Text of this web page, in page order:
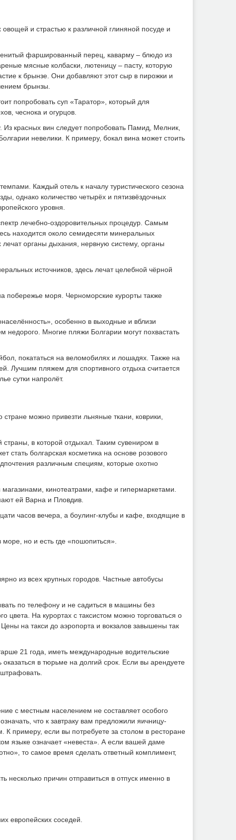
и страстью к различной глиняной посуде и
фаршированный перец, каварму – блюдо из
мясные колбаски, лютеницу – пасту, которую
к брынзе. Они добавляют этот сыр в пирожки и
брынзы.
попробовать суп «Таратор», который для
чеснока и огурцов.
красных вин следует попробовать Памид, Мелник,
невелики. К примеру, бокал вина может стоить
Каждый отель к началу туристического сезона
однако количество четырёх и пятизвёздочных
уровня.
лечебно-оздоровительных процедур. Самым
находится около семидесяти минеральных
лечат органы дыхания, нервную систему, органы
источников, здесь лечат целебной чёрной
побережье моря. Черноморские курорты также
особенно в выходные и вблизи
недорого. Многие пляжи Болгарии могут похвастать
покататься на веломобилях и лошадях. Также на
Лучшим пляжем для спортивного отдыха считается
сутки напролёт.
можно привезти льняные ткани, коврики,
в которой отдыхал. Таким сувениром в
стать болгарская косметика на основе розового
различным специям, которые охотно
кинотеатрами, кафе и гипермаркетами.
ей Варна и Пловдив.
часов вечера, а боулинг-клубы и кафе, входящие в
но и есть где «пошопиться».
из всех крупных городов. Частные автобусы
по телефону и не садиться в машины без
цвета. На курортах с таксистом можно торговаться о
на такси до аэропорта и вокзалов завышены так
21 года, иметь международные водительские
в тюрьме на долгий срок. Если вы арендуете
с местным населением не составляет особого
что к завтраку вам предложили яичницу-
примеру, если вы потребуете за столом в ресторане
языке означает «невеста». А если вашей даме
то самое время сделать ответный комплимент,
несколько причин отправиться в отпуск именно в
европейских соседей.